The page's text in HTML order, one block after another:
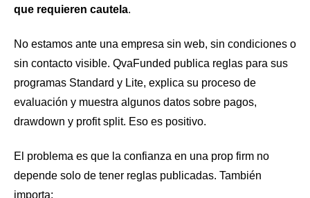
que requieren cautela.
No estamos ante una empresa sin web, sin condiciones o
sin contacto visible. QvaFunded publica reglas para sus
programas Standard y Lite, explica su proceso de
evaluación y muestra algunos datos sobre pagos,
drawdown y profit split. Eso es positivo.
El problema es que la confianza en una prop firm no
depende solo de tener reglas publicadas. También
importa: